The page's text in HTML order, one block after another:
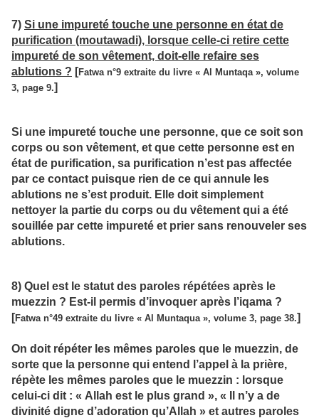
7) Si une impureté touche une personne en état de
purification (moutawadi), lorsque celle-ci retire cette
impureté de son vêtement, doit-elle refaire ses
ablutions ? [Fatwa n°9 extraite du livre « Al Muntaqa », volume
3, page 9.]
Si une impureté touche une personne, que ce soit son
corps ou son vêtement, et que cette personne est en
état de purification, sa purification n’est pas affectée
par ce contact puisque rien de ce qui annule les
ablutions ne s’est produit. Elle doit simplement
nettoyer la partie du corps ou du vêtement qui a été
souillée par cette impureté et prier sans renouveler ses
ablutions.
8) Quel est le statut des paroles répétées après le
muezzin ? Est-il permis d’invoquer après l’iqama ?
[Fatwa n°49 extraite du livre « Al Muntaqua », volume 3, page 38.]
On doit répéter les mêmes paroles que le muezzin, de
sorte que la personne qui entend l’appel à la prière,
répète les mêmes paroles que le muezzin : lorsque
celui-ci dit : « Allah est le plus grand », « Il n’y a de
divinité digne d’adoration qu’Allah » et autres paroles